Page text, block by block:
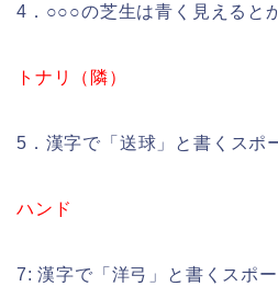
4．○○○の芝生は青く見えると
トナリ（隣）
5．漢字で「送球」と書くスポ
ハンド
7: 漢字で「洋弓」と書くスポ